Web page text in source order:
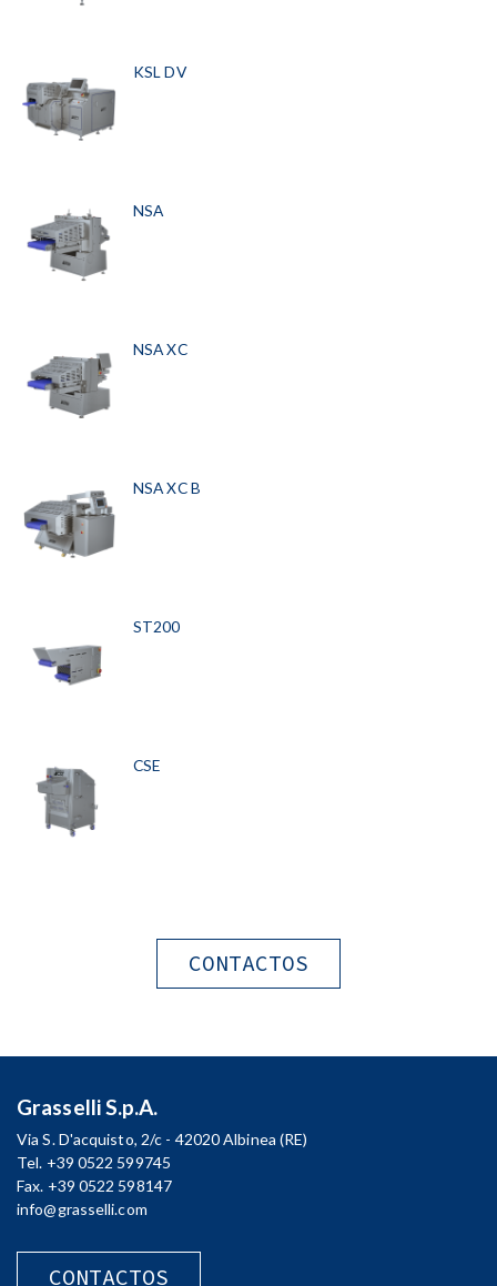
KSL DV
NSA
NSA XC
NSA XC B
ST200
CSE
CONTACTOS
Grasselli S.p.A.
Via S. D'acquisto, 2/c - 42020 Albinea (RE)
Tel. +39 0522 599745
Fax. +39 0522 598147
info@grasselli.com
CONTACTOS